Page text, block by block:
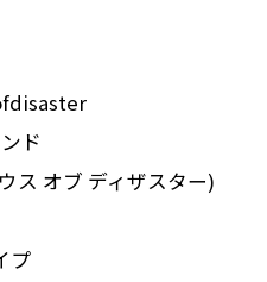
ド
ス オブ ディザスター)
プ